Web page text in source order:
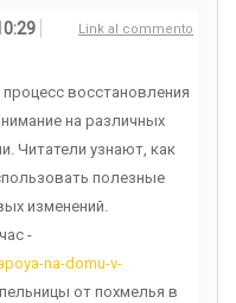
Link al commento
восстановления
на различных
Читатели узнают, как
полезные
изменений.
-
na-domu-v-
от похмелья в